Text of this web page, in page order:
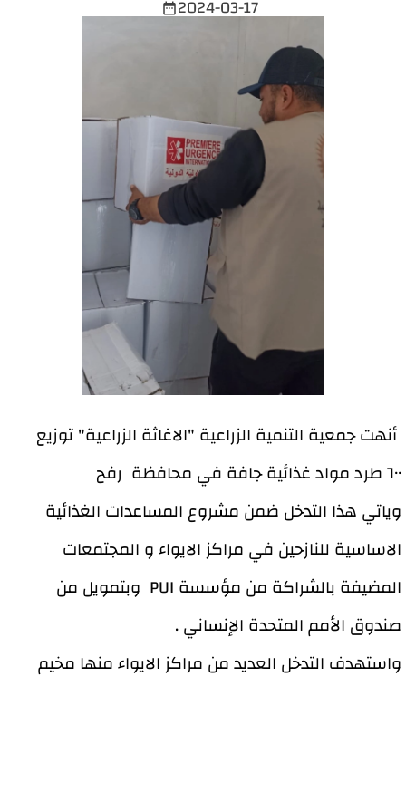
2024-03-17
date_range
أنهت جمعية التنمية الزراعية "الاغاثة الزراعية" توزيع
٦٠٠ طرد مواد غذائية جافة في محافظة رفح
وياتي هذا التدخل ضمن مشروع المساعدات الغذائية
الاساسية للنازحين في مراكز الايواء و المجتمعات
المضيفة بالشراكة من مؤسسة PUI وبتمويل من
صندوق الأمم المتحدة الإنساني .
واستهدف التدخل العديد من مراكز الايواء منها مخيم